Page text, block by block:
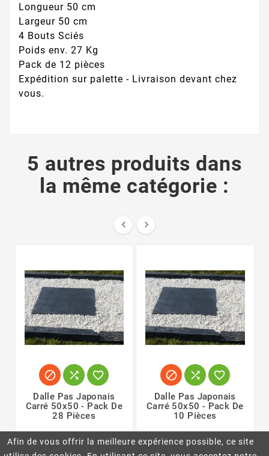
Afin de vous offrir la meilleure expérience possible, ce site
Longueur 50 cm
Largeur 50 cm
4 Bouts Sciés
Poids env. 27 Kg
Pack de 12 pièces
Expédition sur palette - Livraison devant chez
vous.
5 autres produits dans
la même catégorie :
 
  
Dalle Pas Japonais
Carré 50x50 - Pack De
28 Pièces
  
Dalle Pas Japonais
Carré 50x50 - Pack De
10 Pièces